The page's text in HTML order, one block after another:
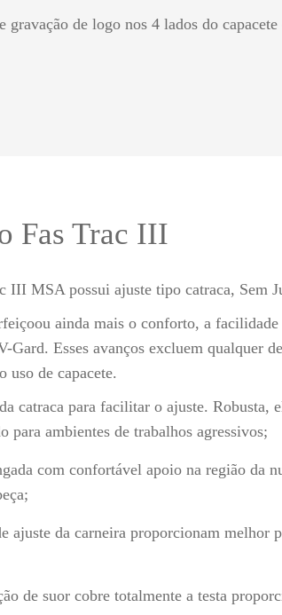
gravação de logo nos 4 lados do capacete
Fas Trac III
III MSA possui ajuste tipo catraca, Sem
ainda mais o conforto, a
Gard. Esses avanços excluem qualquer
uso de capacete.
catraca para facilitar o ajuste. Robusta,
para ambientes de trabalhos agressivos;
com confortável apoio na região da
ajuste da carneira proporcionam melhor
de suor cobre totalmente a testa